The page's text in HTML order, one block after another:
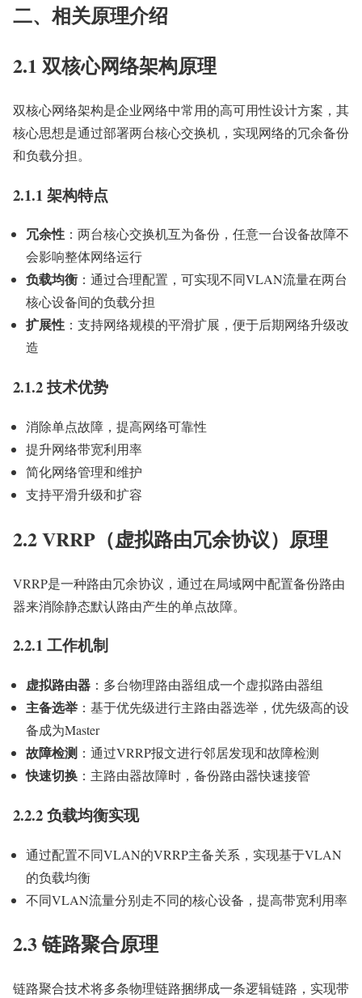
二、相关原理介绍
2.1 双核心网络架构原理
双核心网络架构是企业网络中常用的高可用性设计方案，其
核心思想是通过部署两台核心交换机，实现网络的冗余备份
和负载分担。
2.1.1 架构特点
冗余性 ：两台核心交换机互为备份，任意一台设备故障不
会影响整体网络运行
负载均衡 ：通过合理配置，可实现不同VLAN流量在两台
核心设备间的负载分担
扩展性 ：支持网络规模的平滑扩展，便于后期网络升级改
造
2.1.2 技术优势
消除单点故障，提高网络可靠性
提升网络带宽利用率
简化网络管理和维护
支持平滑升级和扩容
2.2 VRRP（虚拟路由冗余协议）原理
VRRP是一种路由冗余协议，通过在局域网中配置备份路由
器来消除静态默认路由产生的单点故障。
2.2.1 工作机制
虚拟路由器 ：多台物理路由器组成一个虚拟路由器组
主备选举 ：基于优先级进行主路由器选举，优先级高的设
备成为Master
故障检测 ：通过VRRP报文进行邻居发现和故障检测
快速切换 ：主路由器故障时，备份路由器快速接管
2.2.2 负载均衡实现
通过配置不同VLAN的VRRP主备关系，实现基于VLAN
的负载均衡
不同VLAN流量分别走不同的核心设备，提高带宽利用率
2.3 链路聚合原理
链路聚合技术将多条物理链路捆绑成一条逻辑链路，实现带